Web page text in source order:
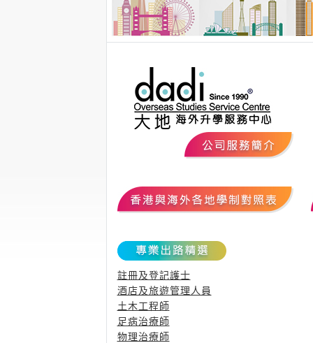
註冊及登記護士
酒店及旅遊管理人員
土木工程師
足病治療師
物理治療師